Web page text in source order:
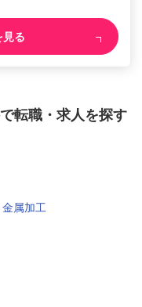
見る
転職・求人を探す
金属加工